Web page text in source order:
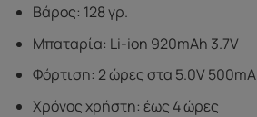
Βάρος: 128 γρ.
Μπαταρία: Li-ion 920mAh 3.7V
Φόρτιση: 2 ώρες στα 5.0V 500mA
Χρόνος χρήστη: έως 4 ώρες